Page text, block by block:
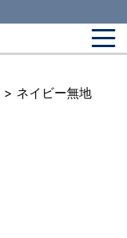
> ネイビー無地